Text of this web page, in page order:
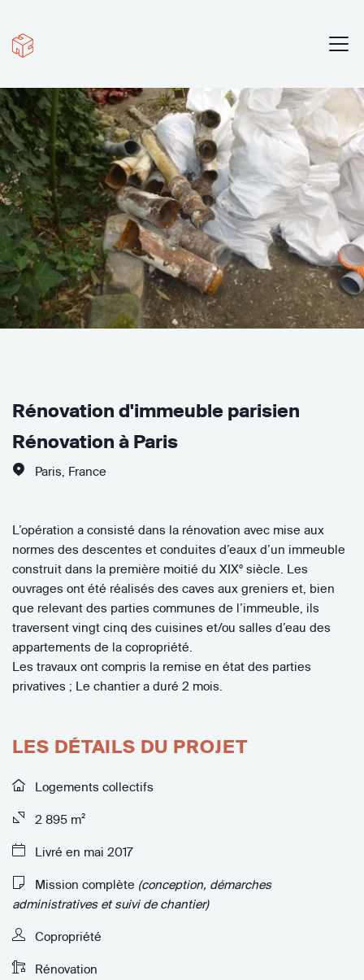
Rénovation d'immeuble parisien
Rénovation à Paris
Paris France
L’opération a consisté dans la rénovation avec mise aux
normes des descentes et conduites d’eaux d’un immeuble
construit dans la première moitié du XIX° siècle. Les
ouvrages ont été réalisés des caves aux greniers et, bien
que relevant des parties communes de l’immeuble, ils
traversent vingt cinq des cuisines et/ou salles d’eau des
appartements de la copropriété.
Les travaux ont compris la remise en état des parties
privatives ; Le chantier a duré 2 mois.
LES DÉTAILS DU PROJET
Logements collectifs
2 895 m²
Livré en mai 2017
Mission complète (conception, démarches
administratives et suivi de chantier)
Copropriété
Rénovation